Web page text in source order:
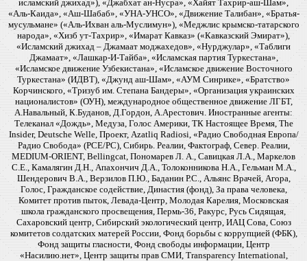
исламский джихад»), «Джабхат ан-Нусра», «Хайят Тахрир-аш-Шам»,
«Аль-Каида», «Аш-Шабаб», «УНА-УНСО», «Движение Талибан», «Братья-
мусульмане» («Аль-Ихван аль-Муслимун»), «Меджлис крымско-татарского
народа», «Хизб ут-Тахрир», «Имарат Кавказ» («Кавказский Эмират»),
«Исламский джихад – Джамаат моджахедов», «Нурджулар», «Таблиги
Джамаат», «Лашкар-И-Тайба», «Исламская партия Туркестана»,
«Исламское движение Узбекистана», «Исламское движение Восточного
Туркестана» (ИДВТ), «Джунд аш-Шам», «АУМ Синрике», «Братство»
Корчинского, «Тризуб им. Степана Бандеры», «Организация украинских
националистов» (ОУН), международное общественное движение ЛГБТ,
А.Навальный, К.Буданов, Д.Гордон, А.Арестович. Иностранные агенты:
Телеканал «Дождь», Медуза, Голос Америки, ТК Настоящее Время, The
Insider, Deutsche Welle, Проект, Azatliq Radiosi, «Радио Свободная Европа/
Радио Свобода» (PCE/PC), Сибирь. Реалии, Фактограф, Север. Реалии,
MEDIUM-ORIENT, Bellingcat, Пономарев Л. А., Савицкая Л.А., Маркелов
С.Е., Камалягин Д.Н., Апахончич Д.А., Толоконникова Н.А., Гельман М.А.,
Шендерович В.А., Верзилов П.Ю., Баданин Р.С., Альянс Врачей, Агора,
Голос, Гражданское содействие, Династия (фонд), За права человека,
Комитет против пыток, Левада-Центр, Молодая Карелия, Московская
школа гражданского просвещения, Пермь-36, Ракурс, Русь Сидящая,
Сахаровский центр, Сибирский экологический центр, ИАЦ Сова, Союз
комитетов солдатских матерей России, Фонд борьбы с коррупцией (ФБК),
Фонд защиты гласности, Фонд свободы информации, Центр
«Насилию.нет», Центр защиты прав СМИ, Transparency International,